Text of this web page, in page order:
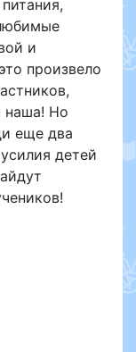
и
произвело
наша! Но
еще два
детей